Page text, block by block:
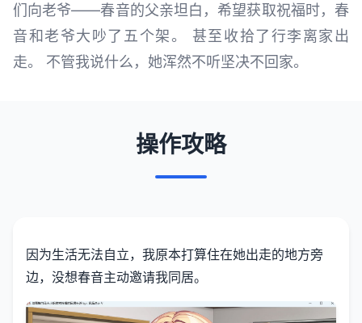
们向老爷——春音的父亲坦白，希望获取祝福时，春
音和老爷大吵了五个架。 甚至收拾了行李离家出
走。 不管我说什么，她浑然不听坚决不回家。
操作攻略
因为生活无法自立，我原本打算住在她出走的地方旁
边，没想春音主动邀请我同居。